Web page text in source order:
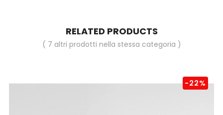
RELATED PRODUCTS
( 7 altri prodotti nella stessa categoria )
-22%